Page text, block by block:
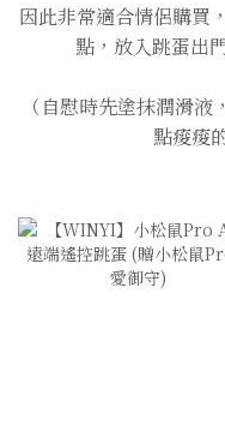
因此非常適合情侶購買
點，放入跳蛋出
（自慰時先塗抹潤滑
點痠痠